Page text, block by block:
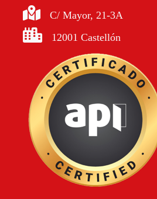
C/ Mayor, 21-3A
12001 Castellón